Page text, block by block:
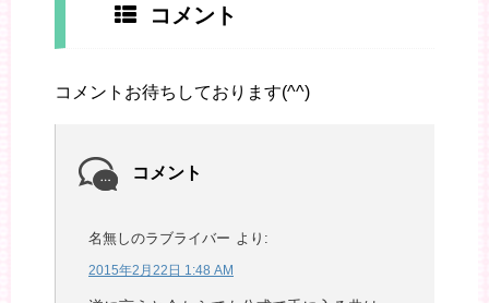
コメント
コメントお待ちしております(^^)
コメント
名無しのラブライバー より:
2015年2月22日 1:48 AM